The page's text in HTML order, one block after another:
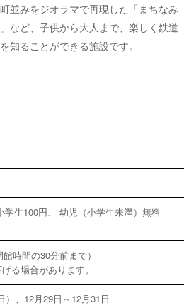
並みをジオラマで再現した「まちなみ
など、子供から大人まで、楽しく鉄道
知ることができる施設です。
生100円、 幼児（小学生未満）無料
時間の30分前まで）
る場合があります。
、12月29日～12月31日